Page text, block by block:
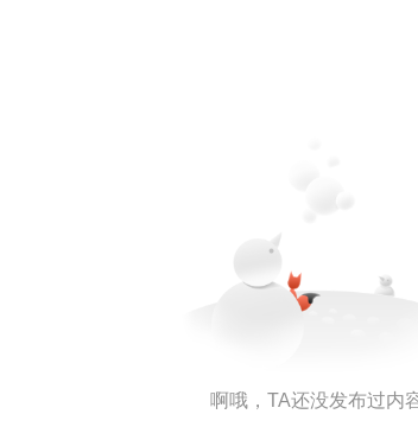
啊哦，TA还没发布过内